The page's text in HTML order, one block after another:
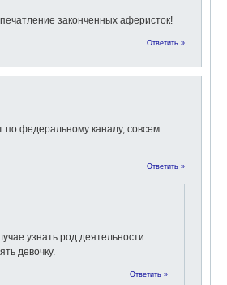
законченных аферисток!
Ответить »
федеральному каналу, совсем
Ответить »
узнать род деятельности
девочку.
Ответить »